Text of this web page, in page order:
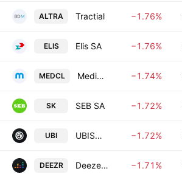
ALTRA Tractial −1.76%
ELIS Elis SA −1.76%
MEDCL MedinCell SA −1.74%
SK SEB SA −1.72%
UBI UBISOFT Entertainment −1.72%
DEEZR Deezer SA −1.71%